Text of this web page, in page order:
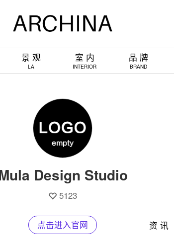
景 观
LA
室 内
INTERIOR
品 牌
BRAND
Design Studio
5123
点击进入官网 资 讯